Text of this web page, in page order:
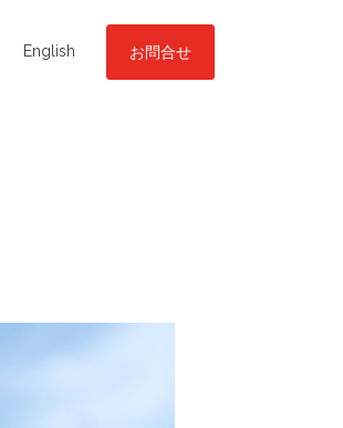
English お問合せ